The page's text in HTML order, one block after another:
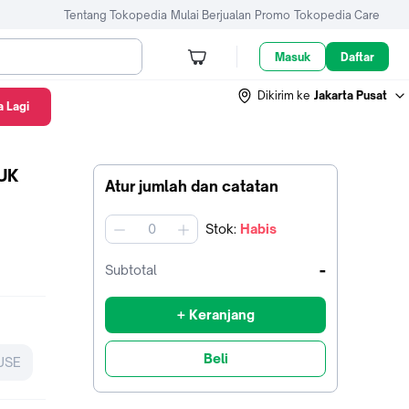
Tentang Tokopedia Mulai Berjualan Promo Tokopedia Care
Masuk Daftar
Dikirim ke Jakarta Pusat
Atur jumlah dan catatan
jumlah Stok: Habis
Subtotal -
+ Keranjang
Beli
Lagi